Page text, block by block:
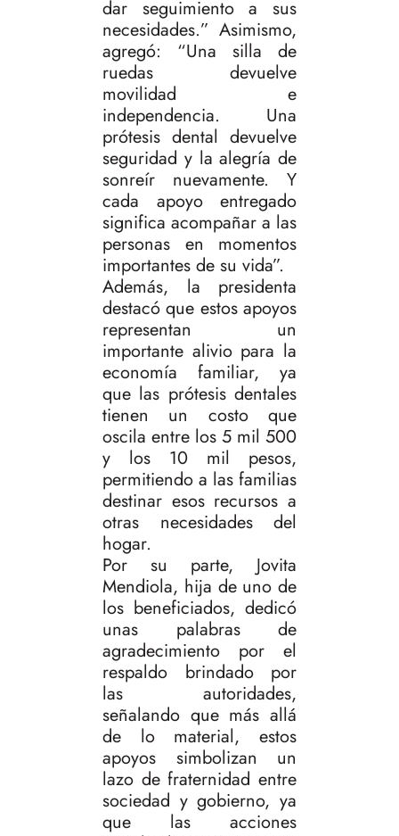
dar seguimiento a sus
necesidades.” Asimismo,
agregó: “Una silla de
ruedas devuelve
movilidad e
independencia. Una
prótesis dental devuelve
seguridad y la alegría de
sonreír nuevamente. Y
cada apoyo entregado
significa acompañar a las
personas en momentos
importantes de su vida”.
Además, la presidenta
destacó que estos apoyos
representan un
importante alivio para la
economía familiar, ya
que las prótesis dentales
tienen un costo que
oscila entre los 5 mil 500
y los 10 mil pesos,
permitiendo a las familias
destinar esos recursos a
otras necesidades del
hogar.
Por su parte, Jovita
Mendiola, hija de uno de
los beneficiados, dedicó
unas palabras de
agradecimiento por el
respaldo brindado por
las autoridades,
señalando que más allá
de lo material, estos
apoyos simbolizan un
lazo de fraternidad entre
sociedad y gobierno, ya
que las acciones